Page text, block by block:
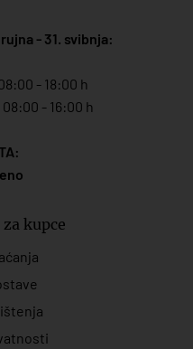
- 31. svibnja:
- 18:00 h
08:00 - 16:00 h
kupce